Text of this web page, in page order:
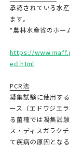
承認されている水
ます。
*農林水産省のホー
https://
ed.html
PCR法
凝集試験に使用す
ース（エドワジエ
る菌種では凝集試
ス・ディスガラク
て疾病の原因とな